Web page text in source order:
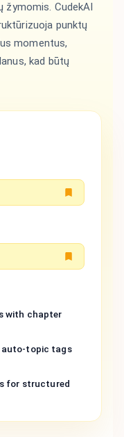
with chapter
auto-topic tags
for structured
CudekAI
punktų
momentus,
kad būtų